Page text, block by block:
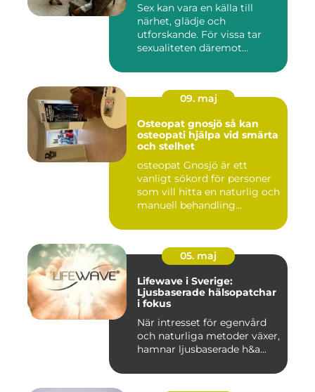
Sex kan vara en källa till
närhet, glädje och
utforskande. För vissa tar
sexualiteten däremot
09. maj
Osteopat gnosjö så kan
osteopati hjälpa vid smärta
och stelhet
osteopat Gnosjö är ett
vanligt sökord för personer
som vill hitta en naturlig och
manuell behandling...
05. maj
Lifewave i Sverige:
Ljusbaserade hälsopatchar
i fokus
När intresset för egenvård
och naturliga metoder växer,
hamnar ljusbaserade h&a...